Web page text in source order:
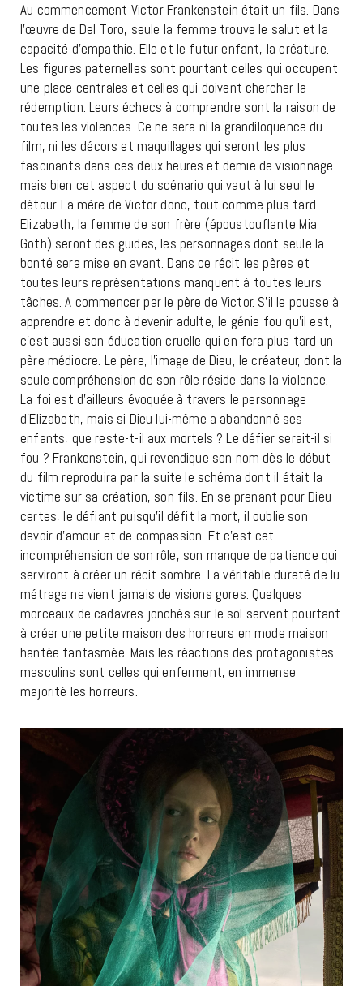
Au commencement Victor Frankenstein était un fils. Dans
l’œuvre de Del Toro, seule la femme trouve le salut et la
capacité d’empathie. Elle et le futur enfant, la créature.
Les figures paternelles sont pourtant celles qui occupent
une place centrales et celles qui doivent chercher la
rédemption. Leurs échecs à comprendre sont la raison de
toutes les violences. Ce ne sera ni la grandiloquence du
film, ni les décors et maquillages qui seront les plus
fascinants dans ces deux heures et demie de visionnage
mais bien cet aspect du scénario qui vaut à lui seul le
détour. La mère de Victor donc, tout comme plus tard
Elizabeth, la femme de son frère (époustouflante Mia
Goth) seront des guides, les personnages dont seule la
bonté sera mise en avant. Dans ce récit les pères et
toutes leurs représentations manquent à toutes leurs
tâches. A commencer par le père de Victor. S’il le pousse à
apprendre et donc à devenir adulte, le génie fou qu’il est,
c’est aussi son éducation cruelle qui en fera plus tard un
père médiocre. Le père, l’image de Dieu, le créateur, dont la
seule compréhension de son rôle réside dans la violence.
La foi est d’ailleurs évoquée à travers le personnage
d’Elizabeth, mais si Dieu lui-même a abandonné ses
enfants, que reste-t-il aux mortels ? Le défier serait-il si
fou ? Frankenstein, qui revendique son nom dès le début
du film reproduira par la suite le schéma dont il était la
victime sur sa création, son fils. En se prenant pour Dieu
certes, le défiant puisqu’il défit la mort, il oublie son
devoir d’amour et de compassion. Et c’est cet
incompréhension de son rôle, son manque de patience qui
serviront à créer un récit sombre. La véritable dureté de lu
métrage ne vient jamais de visions gores. Quelques
morceaux de cadavres jonchés sur le sol servent pourtant
à créer une petite maison des horreurs en mode maison
hantée fantasmée. Mais les réactions des protagonistes
masculins sont celles qui enferment, en immense
majorité les horreurs.